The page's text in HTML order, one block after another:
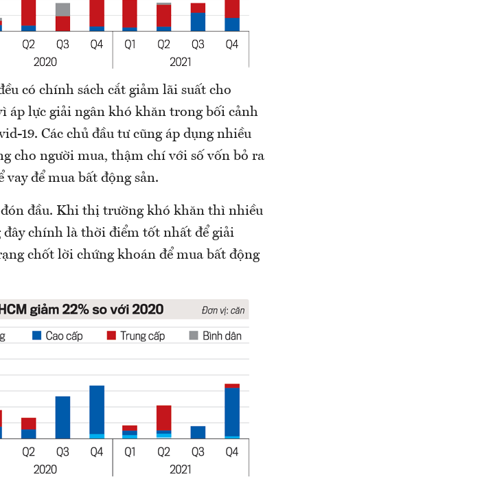
có chính sách cắt giảm lãi suất cho
áp lực giải ngân khó khăn trong bối cảnh
19. Các chủ đầu tư cũng áp dụng nhiều
cho người mua, thậm chí với số vốn bỏ ra
để mua bất động sản.
đầu. Khi thị trường khó khăn thì nhiều
đây chính là thời điểm tốt nhất để giải
chốt lời chứng khoán để mua bất động